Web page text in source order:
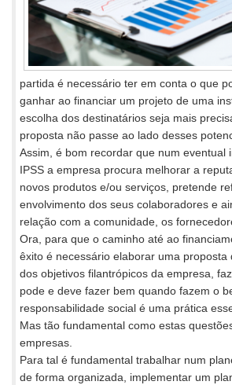
partida é necessário ter em conta o que
ganhar ao financiar um projeto de uma
escolha dos destinatários seja mais
proposta não passe ao lado desses
Assim, é bom recordar que num eventual
IPSS a empresa procura melhorar a
novos produtos e/ou serviços, pretende
envolvimento dos seus colaboradores e
relação com a comunidade, os
Ora, para que o caminho até ao
êxito é necessário elaborar uma proposta
dos objetivos filantrópicos da empresa,
pode e deve fazer bem quando fazem o
responsabilidade social é uma prática
Mas tão fundamental como estas
empresas.
Para tal é fundamental trabalhar num
de forma organizada, implementar um